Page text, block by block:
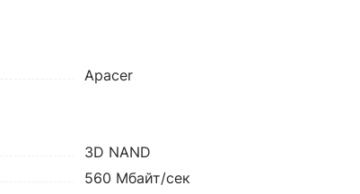
Apacer
3D NAND
560 Мбайт/сек